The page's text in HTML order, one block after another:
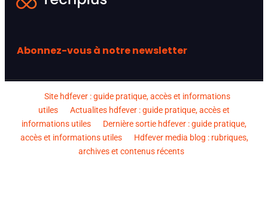
Abonnez-vous à notre newsletter
Site hdfever : guide pratique, accès et informations
utiles
Actualites hdfever : guide pratique, accès et
informations utiles
Dernière sortie hdfever : guide pratique,
accès et informations utiles
Hdfever media blog : rubriques,
archives et contenus récents